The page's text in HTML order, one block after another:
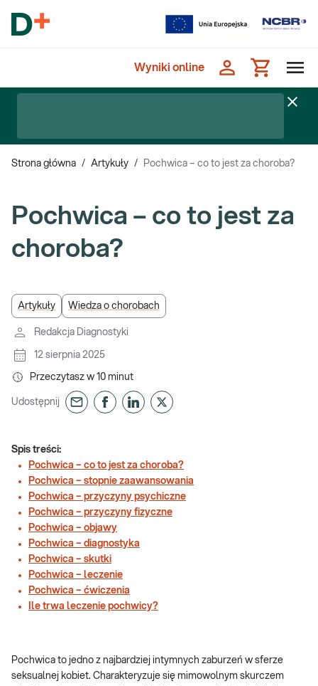
Wyniki online
Strona główna / Artykuły / Pochwica – co to jest za choroba?
Pochwica – co to jest za
choroba?
Artykuły Wiedza o chorobach
Redakcja Diagnostyki
12 sierpnia 2025
Przeczytasz w 10 minut
Udostępnij
Spis treści:
Pochwica – co to jest za choroba?
Pochwica – stopnie zaawansowania
Pochwica – przyczyny psychiczne
Pochwica – przyczyny fizyczne
Pochwica – objawy
Pochwica – diagnostyka
Pochwica – skutki
Pochwica – leczenie
Pochwica – ćwiczenia
Ile trwa leczenie pochwicy?
Pochwica to jedno z najbardziej intymnych zaburzeń w sferze
seksualnej kobiet. Charakteryzuje się mimowolnym skurczem